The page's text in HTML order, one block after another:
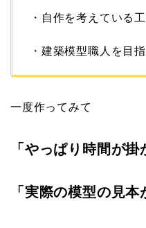
・自作を考えている
・建築模型職人を目
一度作ってみて
「やっぱり時間が掛
「実際の模型の見本